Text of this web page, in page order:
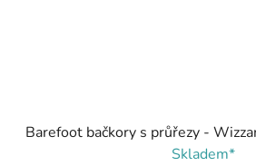
Barefoot bačkory s průřezy -
Skladem*